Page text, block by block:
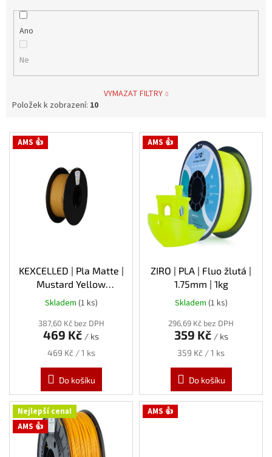
Ano
Ne
VYMAZAT FILTRY
Položek k zobrazení: 10
V AMS 👍
KEXCELLED | Pla Matte |
Mustard Yellow
(hořčicová) | 1.75mm | 1kg
Skladem (1 ks)
387,60 Kč bez DPH
469 Kč / ks
Měrná
469 Kč / 1 ks
Do košíku
AMS 👍
ZIRO | PLA | Fluo žlutá |
1.75mm | 1kg
Skladem (1 ks)
296,69 Kč bez DPH
359 Kč / ks
Měrná
359 Kč / 1 ks
Do košíku
Nejlepší cena!
AMS 👍
AMS 👍